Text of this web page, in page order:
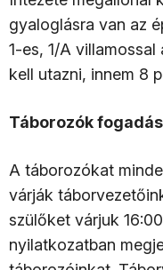
gyaloglásra van az
1-es, 1/A
kell utazni, innem 8
Táborozók
A táborozókat
várják
szülőket várjuk
nyilatkozatban